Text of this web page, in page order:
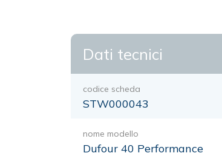
Dati tecnici
codice scheda
STW000043
nome modello
Dufour 40 Performance